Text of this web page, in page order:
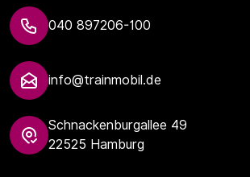
040 897206-100
info@trainmobil.de
Schnackenburgallee 49
22525 Hamburg